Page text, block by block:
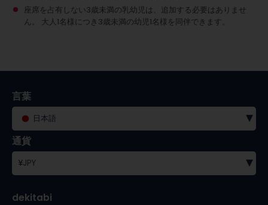
座席を占有しない3歳未満の乳幼児は、追加する必要はありませ
ん。
大人1名様につき3歳未満の幼児1名様を同伴できます。
言葉
日本語 ▾
通貨
¥JPY ▾
dekitabi